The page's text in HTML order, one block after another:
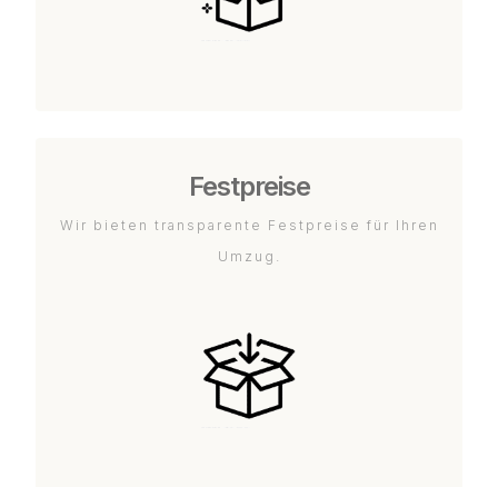
Festpreise
Wir bieten transparente Festpreise für Ihren
Umzug.